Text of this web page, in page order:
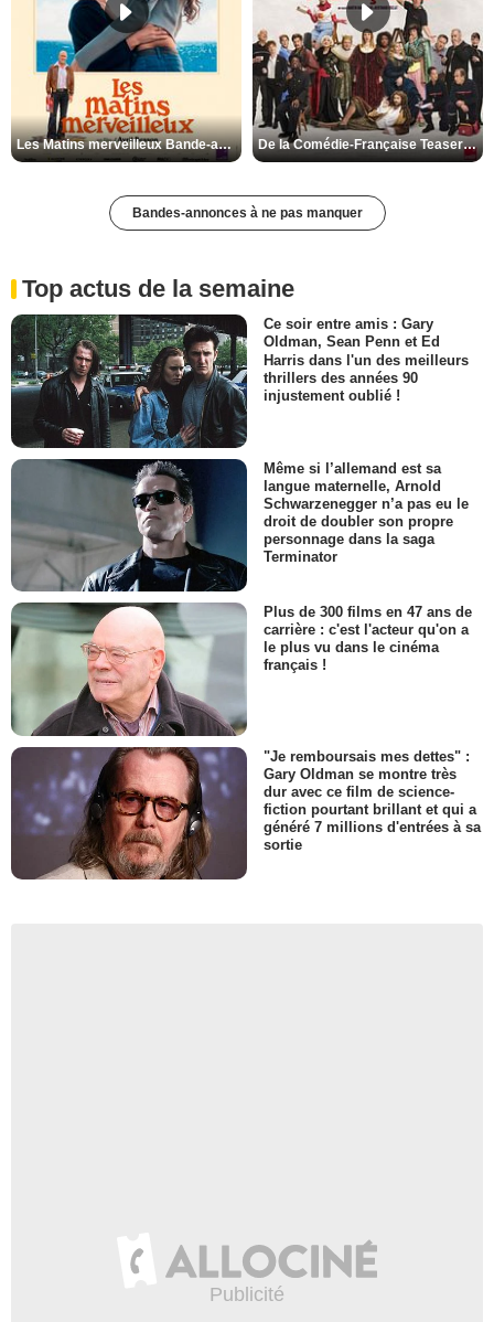
Les Matins merveilleux Bande-annonce VF De la Comédie-Française Teaser VF
Bandes-annonces à ne pas manquer
Top actus de la semaine
Ce soir entre amis : Gary
Oldman, Sean Penn et Ed
Harris dans l'un des meilleurs
thrillers des années 90
injustement oublié !
Même si l’allemand est sa
langue maternelle, Arnold
Schwarzenegger n’a pas eu le
droit de doubler son propre
personnage dans la saga
Terminator
Plus de 300 films en 47 ans de
carrière : c'est l'acteur qu'on a
le plus vu dans le cinéma
français !
"Je remboursais mes dettes" :
Gary Oldman se montre très
dur avec ce film de science-
fiction pourtant brillant et qui a
généré 7 millions d'entrées à sa
sortie